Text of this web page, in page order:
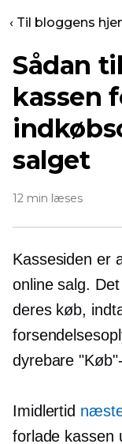
‹ Til bloggens
Sådan
kassen
salget
12 min læses
Kassesiden er
online salg.
deres køb,
dyrebare
Imidlertid
forlade kassen